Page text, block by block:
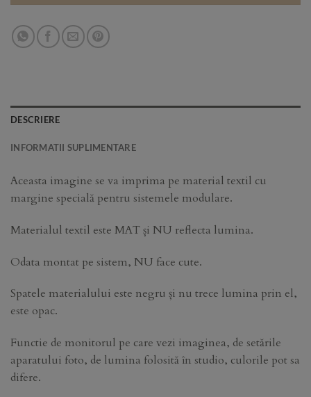
DESCRIERE
INFORMATII SUPLIMENTARE
Aceasta imagine se va imprima pe material textil cu
margine specială pentru sistemele modulare.
Materialul textil este MAT și NU reflecta lumina.
Odata montat pe sistem, NU face cute.
Spatele materialului este negru și nu trece lumina prin el,
este opac.
Functie de monitorul pe care vezi imaginea, de setările
aparatului foto, de lumina folosită în studio, culorile pot sa
difere.